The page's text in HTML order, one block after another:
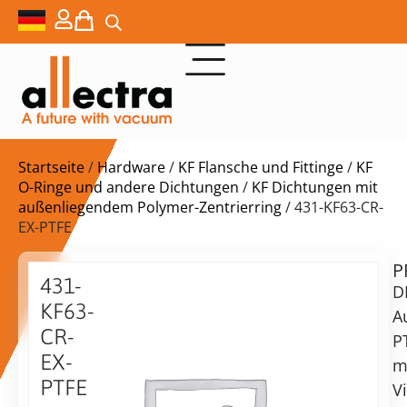
Startseite/ Hardware/ KF Flansche und Fittinge/ KF
O-Ringe und andere Dichtungen / KF Dichtungen mit
außenliegendem Polymer-Zentrierring/ 431-KF63-CR-
EX-PTFE
431-
KF63-
CR-
EX-
PTFE
$
vorrätig
Lieferzeit: